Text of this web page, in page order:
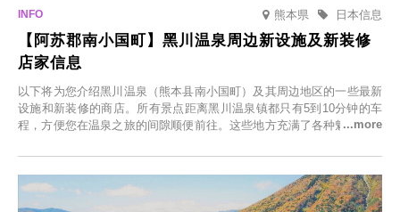
熊本県 日本信息
【阿苏郡南小国町】黑川温泉周边新设施及新装修
店家信息
以下将为您介绍黑川温泉（熊本县南小国町）及其周边地区的一些最新
设施和新装修的商店。所有景点距离黑川温泉镇都只有5到10分钟的车
程，方便您在温泉之旅的间隙顺便前往。这些地方充满了各种魅力，包
食材的餐厅。让您体验黑川温泉的全新乐趣。